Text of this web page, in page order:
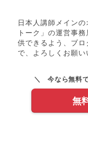
日本人講師メイン
トーク」の運営事
供できるよう、ブ
で、よろしくお願い
＼ 今なら無料
無